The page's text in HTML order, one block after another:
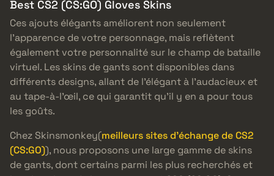
Best CS2 (CS:GO) Gloves Skins
Ces ajouts élégants améliorent non seulement
l’apparence de votre personnage, mais reflètent
également votre personnalité sur le champ de bataille
virtuel. Les skins de gants sont disponibles dans
différents designs, allant de l’élégant à l’audacieux et
au tape-à-l’œil, ce qui garantit qu’il y en a pour tous
les goûts.
Chez Skinsmonkey(meilleurs sites d’échange de CS2
(CS:GO)), nous proposons une large gamme de skins
de gants, dont certains parmi les plus recherchés et